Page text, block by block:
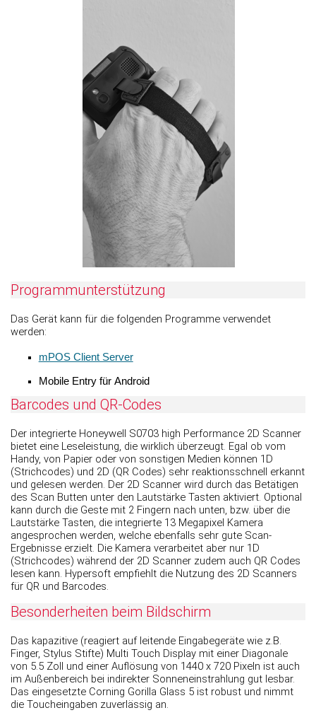
Programmunterstützung
Das Gerät kann für die folgenden Programme verwendet
werden:
mPOS Client Server
Mobile Entry für Android
Barcodes und QR-Codes
Der integrierte Honeywell S0703 high Performance 2D Scanner
bietet eine Leseleistung, die wirklich überzeugt. Egal ob vom
Handy, von Papier oder von sonstigen Medien können 1D
(Strichcodes) und 2D (QR Codes) sehr reaktionsschnell erkannt
und gelesen werden. Der 2D Scanner wird durch das Betätigen
des Scan Butten unter den Lautstärke Tasten aktiviert. Optional
kann durch die Geste mit 2 Fingern nach unten, bzw. über die
Lautstärke Tasten, die integrierte 13 Megapixel Kamera
angesprochen werden, welche ebenfalls sehr gute Scan-
Ergebnisse erzielt. Die Kamera verarbeitet aber nur 1D
(Strichcodes) während der 2D Scanner zudem auch QR Codes
lesen kann. Hypersoft empfiehlt die Nutzung des 2D Scanners
für QR und Barcodes.
Besonderheiten beim Bildschirm
Das kapazitive (reagiert auf leitende Eingabegeräte wie z.B.
Finger, Stylus Stifte) Multi Touch Display mit einer Diagonale
von 5.5 Zoll und einer Auflösung von 1440 x 720 Pixeln ist auch
im Außenbereich bei indirekter Sonneneinstrahlung gut lesbar.
Das eingesetzte Corning Gorilla Glass 5 ist robust und nimmt
die Toucheingaben zuverlässig an.